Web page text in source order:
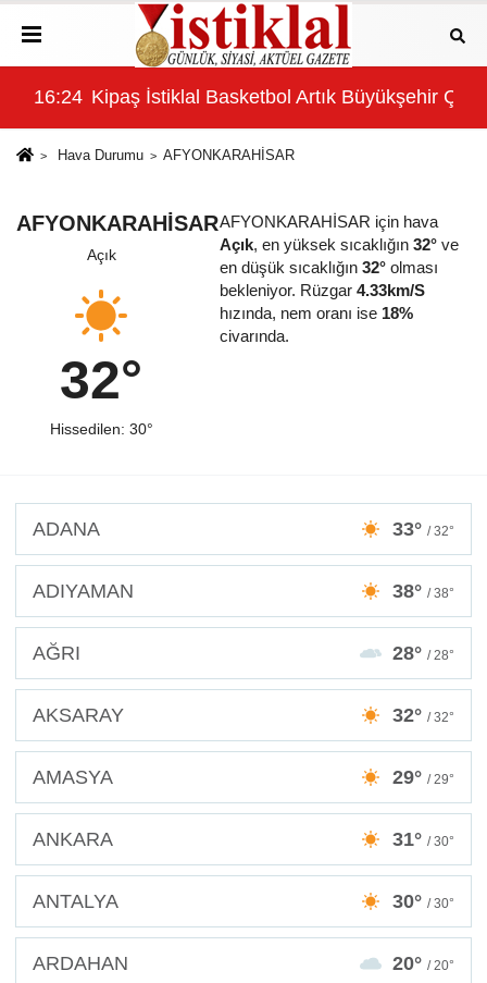
16:24 Kipaş İstiklal Basketbol Artık Büyükşehir
Hava Durumu AFYONKARAHİSAR
AFYONKARAHİSAR
Açık
32°
Hissedilen: 30°
AFYONKARAHİSAR için hava
Açık, en yüksek sıcaklığın 32°ve
en düşük sıcaklığın 32°olması
bekleniyor. Rüzgar 4.33km/S
hızında, nem oranı ise 18%
civarında.
ADANA 33° / 32°
ADIYAMAN 38° / 38°
AĞRI 28° / 28°
AKSARAY 32° / 32°
AMASYA 29° / 29°
ANKARA 31° / 30°
ANTALYA 30° / 30°
ARDAHAN 20° / 20°